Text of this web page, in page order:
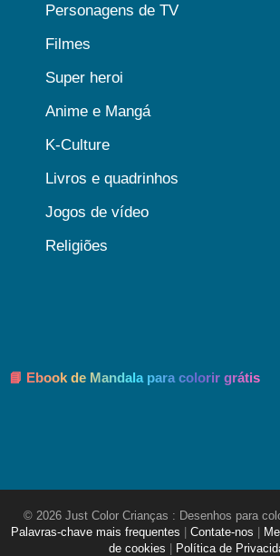
Personagens de TV
Filmes
Super heroi
Anime e Mangá
K-Culture
Livros e quadrinhos
Jogos de vídeo
Religiões
📘 Ebook de Mandala para colorir grátis
© 2026 Just Color Crianças : Desenhos para
Palavras-chave mais frequentes
Contate-nos
de cookies
Política de